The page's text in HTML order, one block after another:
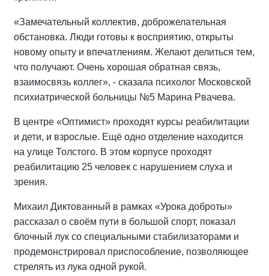
«Замечательный коллектив, доброжелательная
обстановка. Люди готовы к восприятию, открыты
новому опыту и впечатлениям. Желают делиться тем,
что получают. Очень хорошая обратная связь,
взаимосвязь коллег», - сказала психолог Московской
психиатрической больницы №5 Марина Рвачева.
В центре «Оптимист» проходят курсы реабилитации
и дети, и взрослые. Ещё одно отделение находится
на улице Толстого. В этом корпусе проходят
реабилитацию 25 человек с нарушением слуха и
зрения.
Михаил Диктованный в рамках «Урока доброты»
рассказал о своём пути в большой спорт, показал
блочный лук со специальными стабилизаторами и
продемонстрировал приспособление, позволяющее
стрелять из лука одной рукой.